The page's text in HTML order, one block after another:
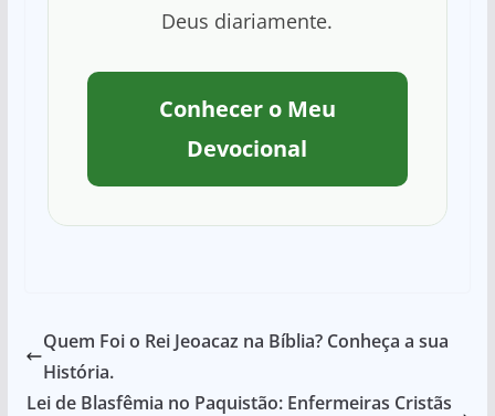
Deus diariamente.
Conhecer o Meu
Devocional
Quem Foi o Rei Jeoacaz na Bíblia? Conheça a sua
História.
Lei de Blasfêmia no Paquistão: Enfermeiras Cristãs